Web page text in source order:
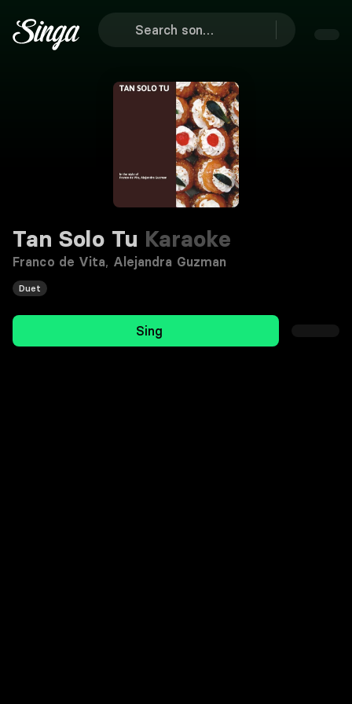
Tan Solo Tu Karaoke
Franco de Vita, Alejandra Guzman
Duet
Sing